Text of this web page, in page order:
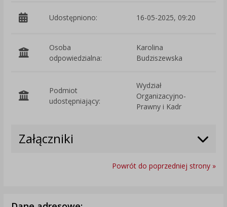
Udostępniono: 16-05-2025, 09:20
Osoba
odpowiedzialna:
Karolina
Budziszewska
Podmiot
udostępniający:
Wydział
Organizacyjno-
Prawny i Kadr
Załączniki
Powrót do poprzedniej strony »